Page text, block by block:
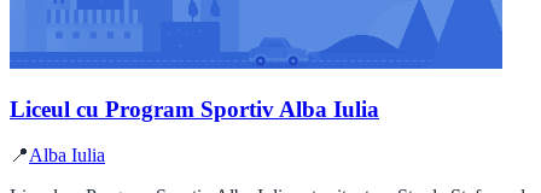
Liceul cu Program Sportiv Alba Iulia
📍Alba Iulia